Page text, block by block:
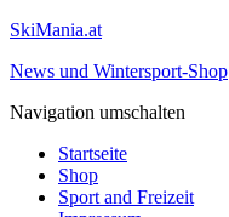
SkiMania.at
News und Wintersport-Shop
Navigation umschalten
Startseite
Shop
Sport and Freizeit